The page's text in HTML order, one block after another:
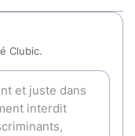
Clubic.